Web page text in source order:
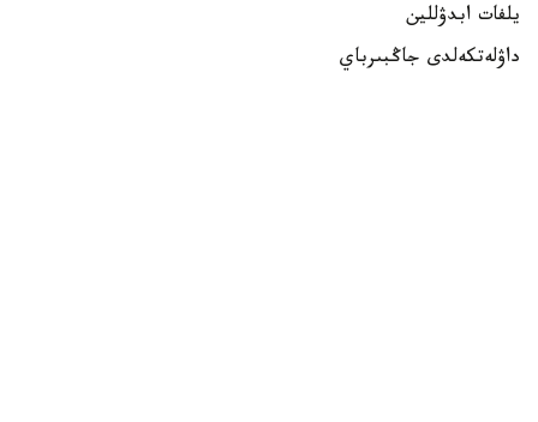
يلفات ابدۋللين
داۋلەتكەلدى جاڭبىرباي